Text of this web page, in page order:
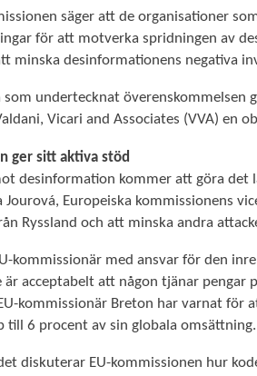
säger att de organisationer
för att motverka spridningen av
minska desinformationens negativa
som undertecknat
Vicari and Associates (VVA) en
ger sitt aktiva stöd
desinformation kommer att göra
Jourová, Europeiska kommissionens
Ryssland och att minska andra
kommissionär med ansvar för den
acceptabelt att någon tjänar pengar
kommissionär Breton har varnat för
till 6 procent av sin globala omsättning.
diskuterar EU-kommissionen hur